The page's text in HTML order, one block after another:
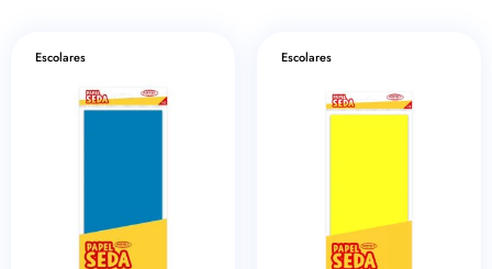
Escolares Escolares